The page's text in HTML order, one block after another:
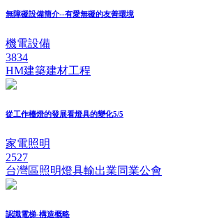
無障礙設備簡介--有愛無礙的友善環境
機電設備
3834
HM建築建材工程
從工作檯燈的發展看燈具的變化5/5
家電照明
2527
台灣區照明燈具輸出業同業公會
認識電梯-構造概略